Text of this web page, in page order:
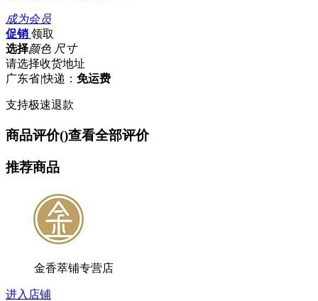
成为会员
促销 领取
选择颜色 尺寸
请选择收货地址
广东省|快递： 免运费
支持极速退款
商品评价()查看全部评价
推荐商品
金香萃铺专营店
进入店铺